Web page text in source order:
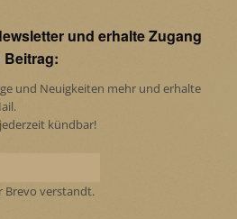
und erhalte Zugang
Beitrag:
und Neuigkeiten mehr und erhalte
kündbar!
Brevo verstandt.